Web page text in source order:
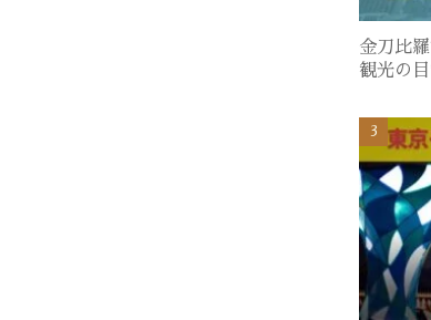
金刀比
観光の